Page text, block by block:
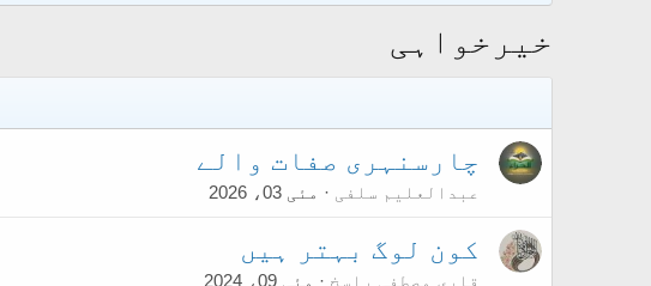
خیرخواہی
چارسنہری صفات والے
عبدالعلیم سلفی مئی 03، 2026
کون لوگ بہتر ہیں
قاری مصطفی راسخ مئی 09، 2024